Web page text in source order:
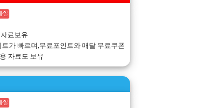
료보유
가 빠르며,무료포인트와 매달 무료쿠폰
자료도 보유